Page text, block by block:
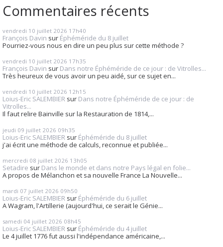
Commentaires récents
vendredi 10 juillet 2026 17h40
François Davin sur Éphéméride du 8 juillet
Pourriez-vous nous en dire un peu plus sur cette méthode ?
vendredi 10 juillet 2026 17h35
François Davin sur Dans notre Éphéméride de ce jour : de Vitrolles...
Très heureux de vous avoir un peu aidé, sur ce sujet en...
vendredi 10 juillet 2026 12h15
Loius-Eric SALEMBIER sur Dans notre Éphéméride de ce jour : de
Vitrolles...
Il faut relire Bainville sur la Restauration de 1814,...
jeudi 09 juillet 2026 09h35
Loius-Eric SALEMBIER sur Éphéméride du 8 juillet
j'ai écrit une méthode de calculs, reconnue et publiée...
mercredi 08 juillet 2026 13h05
Setadire sur Dans le monde et dans notre Pays légal en folie...
A propos de Mélanchon et sa nouvelle France La Nouvelle...
mardi 07 juillet 2026 09h50
Loius-Eric SALEMBIER sur Éphéméride du 6 juillet
A Wagram, l'Artillerie (aujourd'hui, ce serait le Génie...
samedi 04 juillet 2026 08h45
Loius-Eric SALEMBIER sur Éphéméride du 4 juillet
Le 4 juillet 1776 fut aussi l'indépendance américaine,...